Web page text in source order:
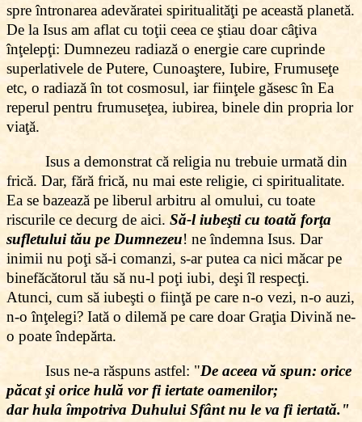
spre întronarea adevăratei spiritualităţi pe această planetă.
De la Isus am aflat cu toţii ceea ce ştiau doar câţiva
înţelepţi: Dumnezeu radiază o energie care cuprinde
superlativele de Putere, Cunoaştere, Iubire, Frumuseţe
etc, o radiază în tot cosmosul, iar fiinţele găsesc în Ea
reperul pentru frumuseţea, iubirea, binele din propria lor
viaţă.
Isus a demonstrat că religia nu trebuie urmată din
frică. Dar, fără frică, nu mai este religie, ci spiritualitate.
Ea se bazează pe liberul arbitru al omului, cu toate
riscurile ce decurg de aici. Să-l iubeşti cu toată forţa
sufletului tău pe Dumnezeu! ne îndemna Isus. Dar
inimii nu poţi să-i comanzi, s-ar putea ca nici măcar pe
binefăcătorul tău să nu-l poţi iubi, deşi îl respecţi.
Atunci, cum să iubeşti o fiinţă pe care n-o vezi, n-o auzi,
n-o înţelegi? Iată o dilemă pe care doar Graţia Divină ne-
o poate îndepărta.
Isus ne-a răspuns astfel: "De aceea vă spun: orice
păcat şi orice hulă vor fi iertate oamenilor;
dar hula împotriva Duhului Sfânt nu le va fi iertată."